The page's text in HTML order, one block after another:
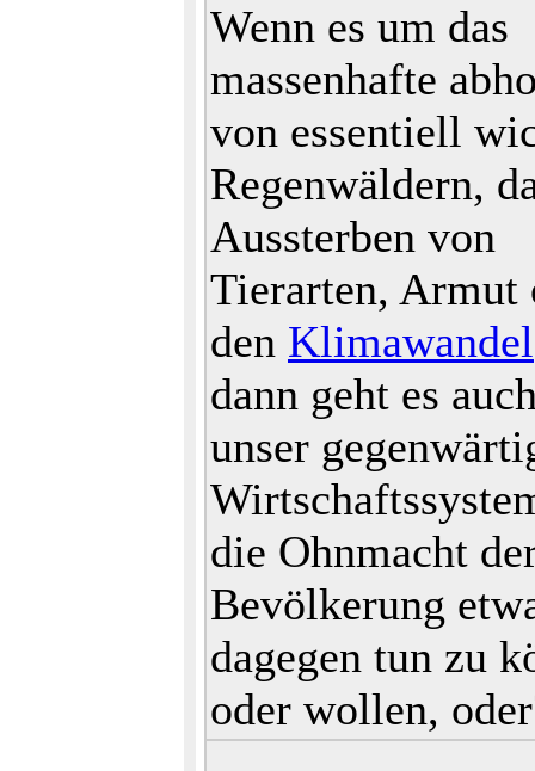
Wenn es um das
massenhafte
von essentiell
Regenwäldern,
Aussterben von
Tierarten, Armut
den Klimawandel
dann geht es
unser
die Ohnmacht
Bevölkerung
dagegen tun zu
oder wollen,